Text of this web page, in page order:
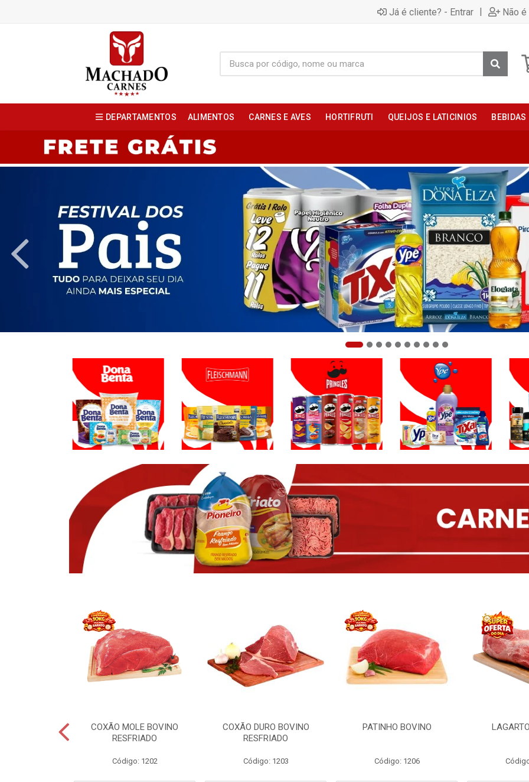
Já é cliente? - Entrar | Não
DEPARTAMENTOS ALIMENTOS CARNES E AVES HORTIFRUTI QUEIJOS E LATICINIOS BEBIDAS
COXÃO MOLE BOVINO
RESFRIADO
Código: 1202
COXÃO DURO BOVINO
RESFRIADO
Código: 1203
PATINHO BOVINO
Código: 1206